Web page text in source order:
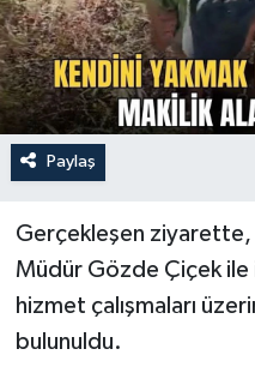
Paylaş
Gerçekleşen
Müdür Gözde Çiçek ile
hizmet çalışmaları
bulunuldu.